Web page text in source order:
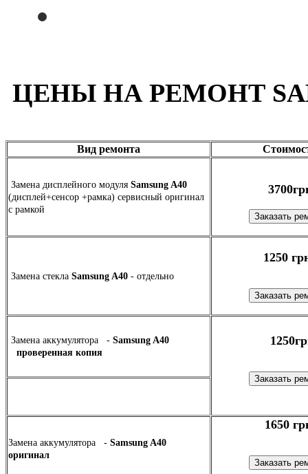
ЦЕНЫ НА РЕМОНТ
Вид ремонта
Замена дисплейного модуля Samsung A40
(дисплей+сенсор +рамка) сервисный оригинал
c рамкой
Замена стекла Samsung A40 - отдельно
1250
Замена аккумулятора - Samsung A40
проверенная копия
Замена аккумулятора - Samsung A40
оригинал
1650